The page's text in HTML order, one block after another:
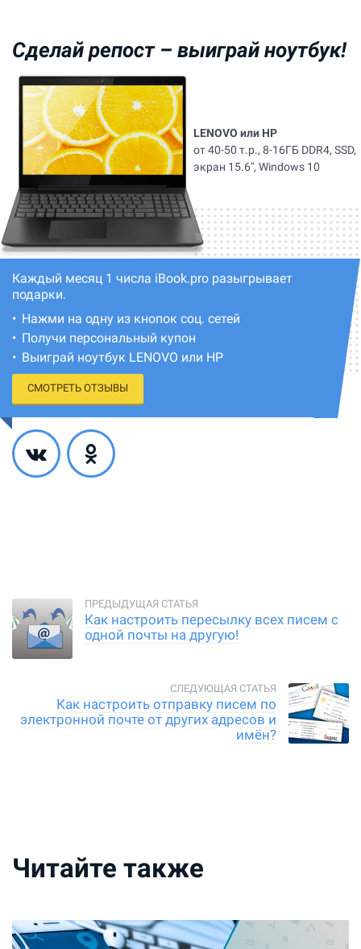
Сделай репост – выиграй ноутбук!
Каждый месяц 1 числа iBook.pro разыгрывает
подарки.
Нажми на одну из кнопок соц. сетей
Получи персональный купон
Выиграй ноутбук LENOVO или HP
СМОТРЕТЬ ОТЗЫВЫ
LENOVO или HP
от 40-50 т.р., 8-16ГБ DDR4, SSD,
экран 15.6", Windows 10
Как настроить пересылку всех писем с
одной почты на другую!
Как настроить отправку писем по
электронной почте от других адресов и
имён?
Читайте также